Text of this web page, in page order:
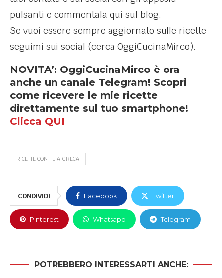
pulsanti e commentala qui sul blog.
Se vuoi essere sempre aggiornato sulle ricette
seguimi sui social (cerca OggiCucinaMirco).
NOVITA’: OggiCucinaMirco è ora
anche un canale Telegram! Scopri
come ricevere le mie ricette
direttamente sul tuo smartphone!
Clicca QUI
RICETTE CON FETA GRECA
CONDIVIDI Facebook Twitter
Pinterest Whatsapp Telegram
POTREBBERO INTERESSARTI ANCHE: